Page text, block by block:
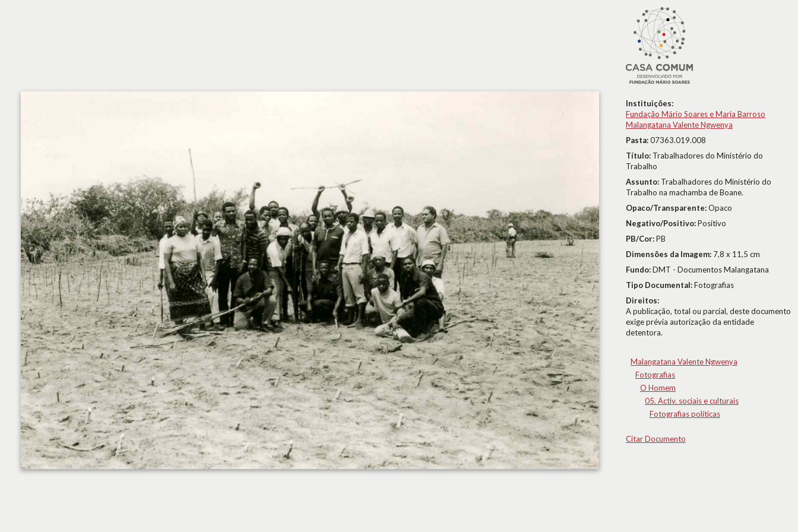
Instituições:
Fundação Mário Soares e Maria Barroso
Malangatana Valente Ngwenya
Pasta:07363.019.008
Título: Trabalhadores do Ministério do
Trabalho
Assunto: Trabalhadores do Ministério do
Trabalho na machamba de Boane.
Opaco/Transparente:Opaco
Negativo/Positivo:Positivo
PB/Cor:PB
Dimensões da Imagem: 7,8 x 11,5 cm
Fundo:DMT - Documentos Malangatana
Tipo Documental:Fotografias
Direitos:
A publicação, total ou parcial, deste documento
exige prévia autorização da entidade
detentora.
Malangatana Valente Ngwenya
Fotografias
O Homem
05. Activ. sociais e culturais
Fotografias políticas
Citar Documento